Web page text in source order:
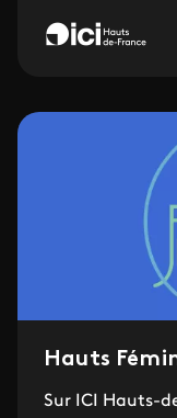
Hauts
Sur ICI Hauts-